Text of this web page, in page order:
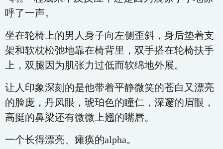
呼了一声。
坐在轮椅上的男人身子向左侧歪斜，身后垫着支
架和软枕松弛地靠在椅背里，双手搭在轮椅扶手
上，双腿因为肌张力过低而软绵地外展。
让人印象深刻的是他带着平静微笑的苍白又漂亮
的脸庞，丹凤眼，琥珀色的瞳仁，深邃的眉眼，
高挺的鼻梁还有微微上翘的嘴唇。
一个长得漂亮、瘫痪的alpha。